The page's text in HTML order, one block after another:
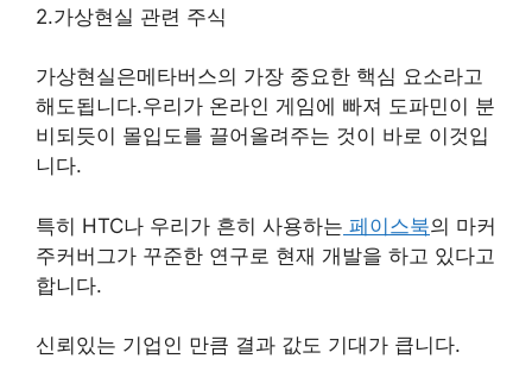
2.가상현실 관련 주식
가상현실은메타버스의 가장 중요한 핵심 요소라고
해도됩니다.우리가 온라인 게임에 빠져 도파민이 분
비되듯이 몰입도를 끌어올려주는 것이 바로 이것입
니다.
특히 HTC나 우리가 흔히 사용하는 페이스북의 마커
주커버그가 꾸준한 연구로 현재 개발을 하고 있다고
합니다.
신뢰있는 기업인 만큼 결과 값도 기대가 큽니다.